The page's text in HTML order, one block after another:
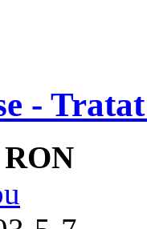
-
RON